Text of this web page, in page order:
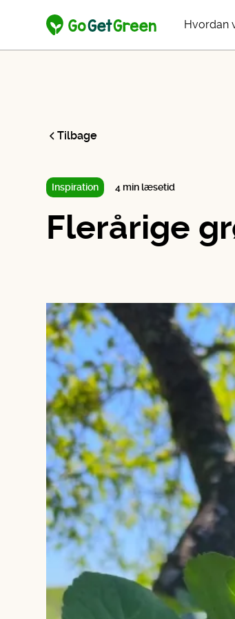
Hvordan
Tilbage
Inspiration 4 min læsetid
Flerårige